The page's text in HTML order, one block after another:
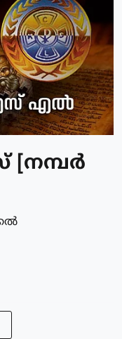
[നമ്പര്‍